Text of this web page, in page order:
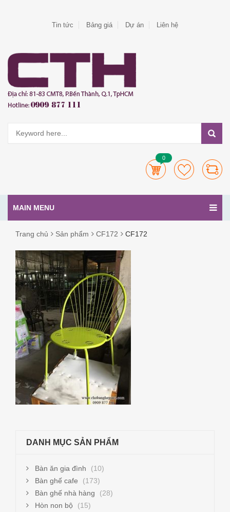
Tin tức Bảng giá Dự án Liên hệ
0
MAIN MENU
Trang chủ Sản phẩm CF172 CF172
CF172
DANH MỤC SẢN PHẨM
Bàn ăn gia đình
(10)
Bàn ghế cafe
(173)
Bàn ghế nhà hàng
(28)
Hòn non bộ
(15)